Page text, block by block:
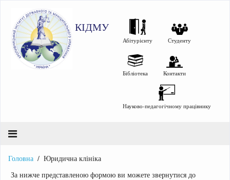
КІДМУ
Абітурієнту Студенту
Бібліотека Контакти
Науково-педагогічному працівнику
Головна
Юридична клініка
За нижче представленою формою ви можете звернутися до